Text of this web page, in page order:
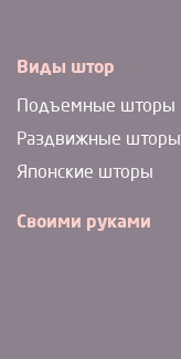
Виды штор
Подъемные шторы
Раздвижные шторы
Японские шторы
Своими руками